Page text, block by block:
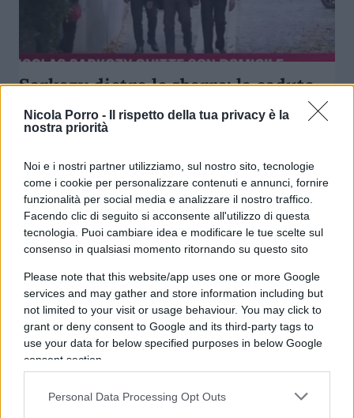
Nicola Porro -
Il rispetto della tua privacy è la
nostra priorità
Noi e i nostri partner utilizziamo, sul nostro sito, tecnologie
come i cookie per personalizzare contenuti e annunci, fornire
funzionalità per social media e analizzare il nostro traffico.
Facendo clic di seguito si acconsente all'utilizzo di questa
tecnologia. Puoi cambiare idea e modificare le tue scelte sul
consenso in qualsiasi momento ritornando su questo sito
Please note that this website/app uses one or more Google
services and may gather and store information including but
not limited to your visit or usage behaviour. You may click to
grant or deny consent to Google and its third-party tags to
use your data for below specified purposes in below Google
consent section.
Personal Data Processing Opt Outs
Sarkozy dietro le sbarre: la caduta
di Nicolas che entra in galera
21 Ottobre 2025, 9:37